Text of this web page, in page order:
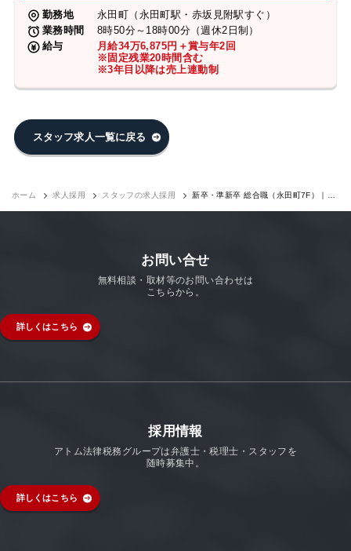
勤務地
永田町（永田町駅・赤坂見附駅すぐ）
業務時間
8時50分～18時00分（週休2日制）
給与
月給34万6,875円＋賞与年2回
※固定残業20時間含む
※3年目以降は売上連動制
スタッフ求人一覧に戻る
ホーム 求人採用 スタッフの求人採用
新卒・準新卒 総合職（永田町7F）｜求
お問い合せ
無料相談・取材等のお問い合わせは
こちらから。
詳しくはこちら
採用情報
アトム法律税務グループは弁護士・税理士・スタッフを
随時募集中。
詳しくはこちら